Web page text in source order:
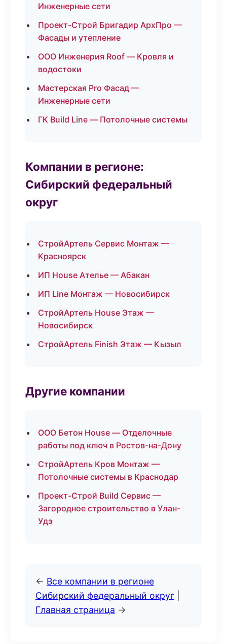
Инженерные сети
Проект-Строй Бригадир АрхПро —
Фасады и утепление
ООО Инженерия Roof — Кровля и
водостоки
Мастерская Pro Фасад —
Инженерные сети
ГК Build Line — Потолочные системы
Компании в регионе:
Сибирский федеральный
округ
СтройАртель Сервис Монтаж —
Красноярск
ИП House Ателье — Абакан
ИП Line Монтаж — Новосибирск
СтройАртель House Этаж —
Новосибирск
СтройАртель Finish Этаж — Кызыл
Другие компании
ООО Бетон House — Отделочные
работы под ключ в Ростов-на-Дону
СтройАртель Кров Монтаж —
Потолочные системы в Краснодар
Проект-Строй Build Сервис —
Загородное строительство в Улан-
Удэ
← Все компании в регионе
Сибирский федеральный округ
Главная страница →